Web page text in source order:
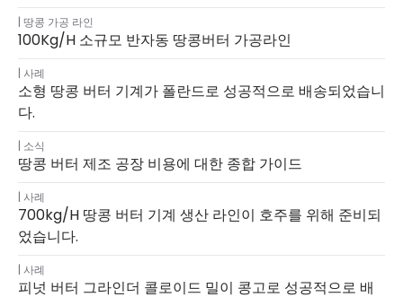
땅콩 가공 라인
100Kg/h 소규모 반자동 땅콩버터 가공라인
사례
소형 땅콩 버터 기계가 폴란드로 성공적으로 배송되었습니
다.
소식
땅콩 버터 제조 공장 비용에 대한 종합 가이드
사례
700kg/h 땅콩 버터 기계 생산 라인이 호주를 위해 준비되
었습니다.
사례
피넛 버터 그라인더 콜로이드 밀이 콩고로 성공적으로 배